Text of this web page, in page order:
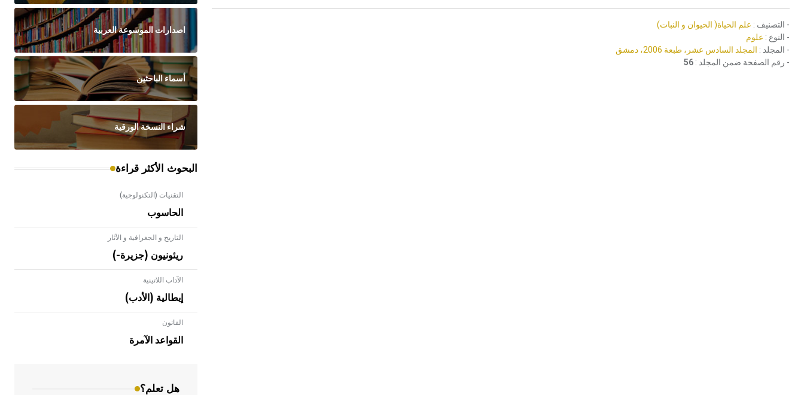
- التصنيف : علم الحياة( الحيوان و النبات)
- النوع : علوم
- المجلد : المجلد السادس عشر، طبعة 2006، دمشق
- رقم الصفحة ضمن المجلد : 56
اصدارات الموسوعة العربية
أسماء الباحثين
شراء النسخة الورقية
البحوث الأكثر قراءة
التقنيات (التكنولوجية)
الحاسوب
التاريخ و الجغرافية و الآثار
ريئونيون (جزيرة-)
الآداب اللاتينية
إيطالية (الأدب)
القانون
القواعد الآمرة
هل تعلم؟
- هل تعلم أن الأبلق نوع من الفنون
الهندسية التي ارتبطت بالعمارة الإسلامية
في بلاد الشام ومصر خاصة، حيث يحرص